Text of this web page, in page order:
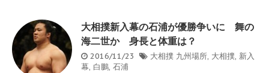
大相撲新入幕の石浦が優勝争いに 舞の
海二世か 身長と体重は？
2016/11/23 大相撲 九州場所, 大相撲, 新入
幕, 白鵬, 石浦